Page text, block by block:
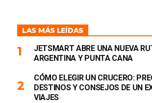
LAS MÁS LEÍDAS
JETSMART ABRE UNA NUEVA
ARGENTINA Y PUNTA CANA
CÓMO ELEGIR UN CRUCERO:
DESTINOS Y CONSEJOS DE UN
VIAJES